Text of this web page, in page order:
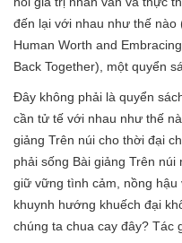
đến lại với nhau như thế nào
Human Worth and
Back Together), một quyển
Đây không phải là quyển
cần tử tế với nhau như thế
giảng Trên núi cho thời đại
phải sống Bài giảng Trên
giữ vững tình cảm, nồng
khuynh hướng khuếch đại
chúng ta chua cay đây? Tác